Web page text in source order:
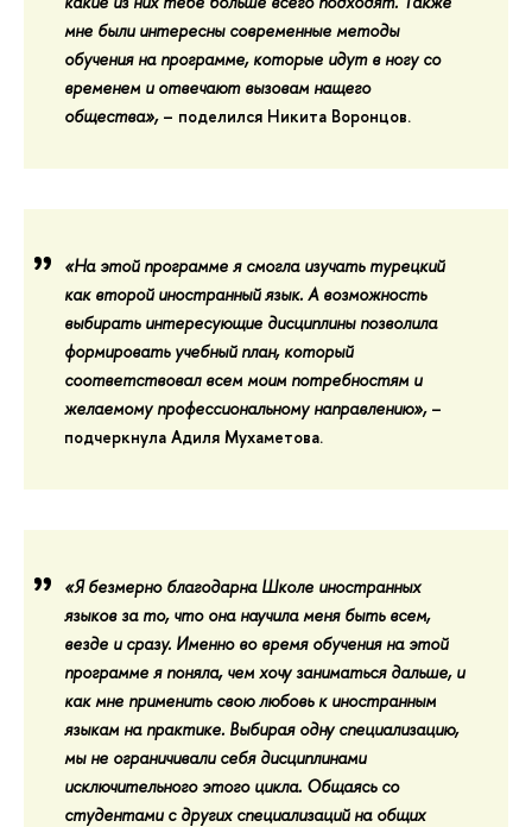
мне были интересны современные методы
обучения на программе, которые идут в ногу со
временем и отвечают вызовам нащего
общества»,– поделился Никита Воронцов.
«На этой программе я смогла изучать турецкий
как второй иностранный язык. А возможность
выбирать интересующие дисциплины позволила
формировать учебный план, который
соответствовал всем моим потребностям и
желаемому профессиональному направлению», –
подчеркнула Адиля Мухаметова.
«Я безмерно благодарна Школе иностранных
языков за то, что она научила меня быть всем,
везде и сразу. Именно во время обучения на этой
программе я поняла, чем хочу заниматься дальше, и
как мне применить свою любовь к иностранным
языкам на практике. Выбирая одну специализацию,
мы не ограничивали себя дисциплинами
исключительного этого цикла. Общаясь со
студентами с других специализаций на общих